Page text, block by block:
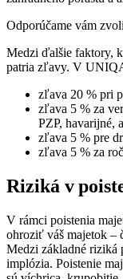
Odporúčame vám
Medzi ďalšie faktory,
patria zľavy. V
zľava 20 % pri
zľava 5 % za
PZP, havarijné,
zľava 5 % pre
zľava 5 % za
Riziká v
V rámci poistenia
ohroziť váš majetok –
Medzi základné riziká
implózia. Poistenie